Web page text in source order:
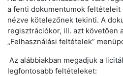
a fenti dokumentumok feltételeit
nézve kötelezőnek tekinti. A
regisztrációkor, ill. azt követően
„Felhasználási feltételek”
Az alábbiakban megadjuk a
legfontosabb feltételeket: